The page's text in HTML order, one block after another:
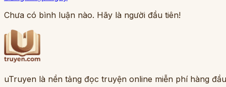
Chưa có bình luận nào. Hãy là người đầu tiên!
uTruyen là nền tảng đọc truyện online miễn phí hàng